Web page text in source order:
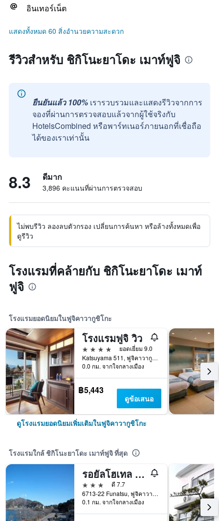
อินเทอร์เน็ต
แสดงทั้งหมด 60 สิ่งอำนวยความสะดวก
รีวิวสำหรับ ชิกิโนะยาโดะ เมาท์ฟูจิ
ยืนยันแล้ว 100% เรารวบรวมและแสดงรีวิวจากการ
จองที่ผ่านการตรวจสอบแล้วจากผู้ใช้จริงกับ
HotelsCombined หรือพาร์ทเนอร์ภายนอกที่เชื่อถือ
ได้ของเราเท่านั้น
8.3 ดีมาก
3,896 คะแนนที่ผ่านการตรวจสอบ
ไม่พบรีวิว ลองลบตัวกรอง เปลี่ยนการค้นหา หรือล้างทั้งหมดเพื่อ
ดูรีวิว
โรงแรมที่คล้ายกับ ชิกิโนะยาโดะ เมาท์
ฟูจิ
โรงแรมยอดนิยมในฟูจิคาวากูชิโกะ
โรงแรมฟูจิ วิว
4 ดาว
ยอดเยี่ยม 9.0
Katsuyama 511, ฟูจิคาวากูชิโกะ, ญี่ปุ่น
0.0 กม. จากใจกลางเมือง
฿5,443
ดูข้อเสนอ
ดูโรงแรมยอดนิยมเพิ่มเติมในฟูจิคาวากูชิโกะ
โรงแรมใกล้ ชิกิโนะยาโดะ เมาท์ฟูจิ ที่สุด
รอยัลโฮเทล คาวางุจิโกะ
3 ดาว
ดี 7.7
6713-22 Funatsu, ฟูจิคาวากูชิโกะ, ญี่ปุ่น
0.1 กม. จากใจกลางเมือง